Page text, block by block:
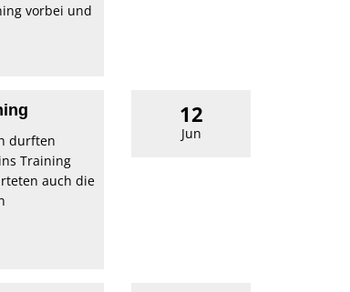
vorbei und
durften
Training
auch die
12
Jun